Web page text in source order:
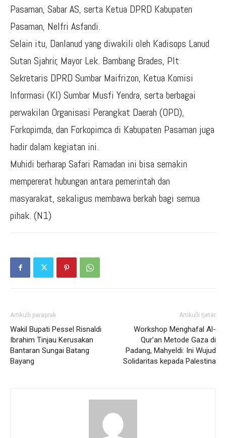
Pasaman, Sabar AS, serta Ketua DPRD Kabupaten
Pasaman, Nelfri Asfandi.
Selain itu, Danlanud yang diwakili oleh Kadisops Lanud
Sutan Sjahrir, Mayor Lek. Bambang Brades, Plt
Sekretaris DPRD Sumbar Maifrizon, Ketua Komisi
Informasi (KI) Sumbar Musfi Yendra, serta berbagai
perwakilan Organisasi Perangkat Daerah (OPD),
Forkopimda, dan Forkopimca di Kabupaten Pasaman juga
hadir dalam kegiatan ini.
Muhidi berharap Safari Ramadan ini bisa semakin
mempererat hubungan antara pemerintah dan
masyarakat, sekaligus membawa berkah bagi semua
pihak. (N1)
Artikulli paraprak
Wakil Bupati Pessel Risnaldi
Ibrahim Tinjau Kerusakan
Bantaran Sungai Batang
Bayang
Artikulli tjetër
Workshop Menghafal Al-
Qur’an Metode Gaza di
Padang, Mahyeldi: Ini Wujud
Solidaritas kepada Palestina